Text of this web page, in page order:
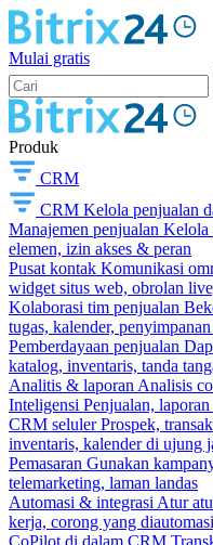
Mulai gratis
Produk
CRM
CRM Kelola penjualan
Manajemen penjualan Kelola
elemen, izin akses & peran
Pusat kontak Komunikasi
widget situs web, obrolan
Kolaborasi tim penjualan
tugas, kalender,
Pemberdayaan penjualan
katalog, inventaris, tanda
Analitis & laporan Analisis
Inteligensi Penjualan,
CRM seluler Prospek,
inventaris, kalender di ujung
Pemasaran Gunakan
telemarketing, laman landas
Automasi & integrasi Atur
kerja, corong yang
CoPilot di dalam CRM